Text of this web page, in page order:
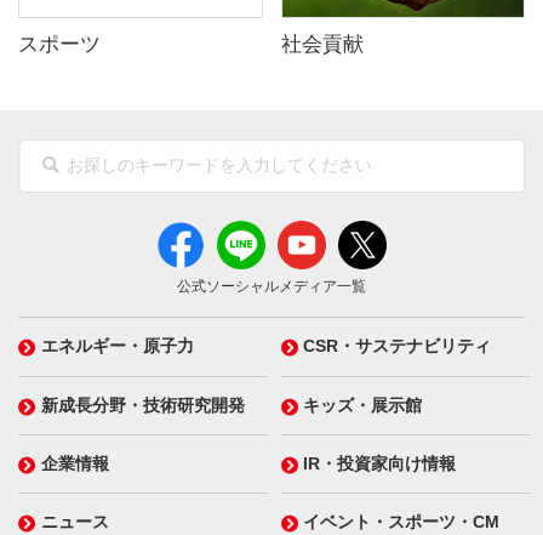
スポーツ 社会貢献
公式ソーシャルメディア一覧
エネルギー・原子力 CSR・サステナビリティ
新成長分野・技術研究開発 キッズ・展示館
企業情報 IR・投資家向け情報
ニュース イベント・スポーツ・CM